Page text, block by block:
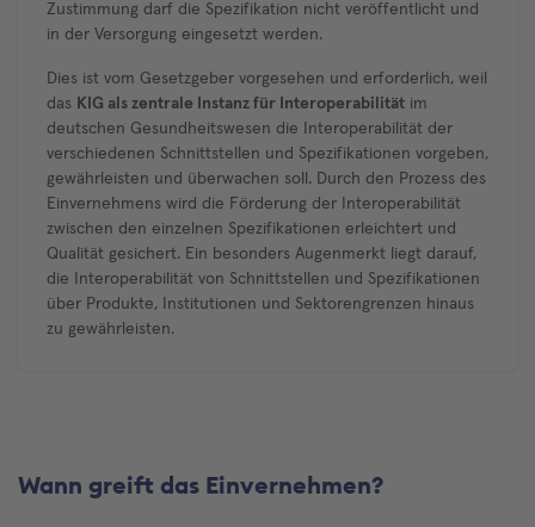
Zustimmung darf die Spezifikation nicht veröffentlicht und
in der Versorgung eingesetzt werden.
Dies ist vom Gesetzgeber vorgesehen und erforderlich, weil
das KIG als zentrale Instanz für Interoperabilität im
deutschen Gesundheitswesen die Interoperabilität der
verschiedenen Schnittstellen und Spezifikationen vorgeben,
gewährleisten und überwachen soll. Durch den Prozess des
Einvernehmens wird die Förderung der Interoperabilität
zwischen den einzelnen Spezifikationen erleichtert und
Qualität gesichert. Ein besonders Augenmerkt liegt darauf,
die Interoperabilität von Schnittstellen und Spezifikationen
über Produkte, Institutionen und Sektorengrenzen hinaus
zu gewährleisten.
Wann greift das Einvernehmen?